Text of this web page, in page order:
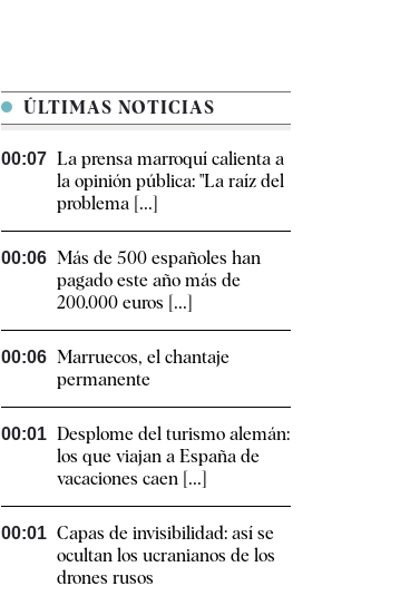
ÚLTIMAS NOTICIAS
00:07 La prensa marroquí calienta a
la opinión pública: "La raíz del
problema [...]
00:06 Más de 500 españoles han
pagado este año más de
200.000 euros [...]
00:06 Marruecos, el chantaje
permanente
00:01 Desplome del turismo alemán:
los que viajan a España de
vacaciones caen [...]
00:01 Capas de invisibilidad: así se
ocultan los ucranianos de los
drones rusos